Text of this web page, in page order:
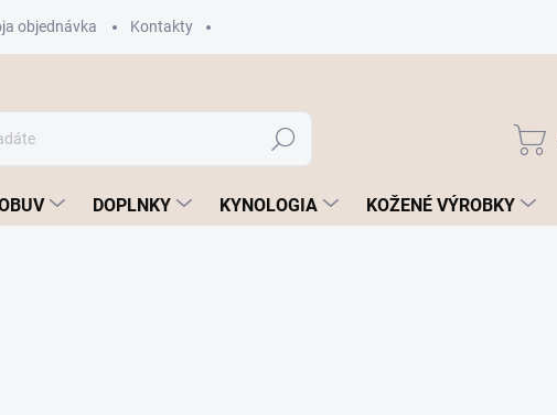
objednávka Kontakty
Hľadať
DOPLNKY KYNOLOGIA KOŽENÉ VÝROBKY